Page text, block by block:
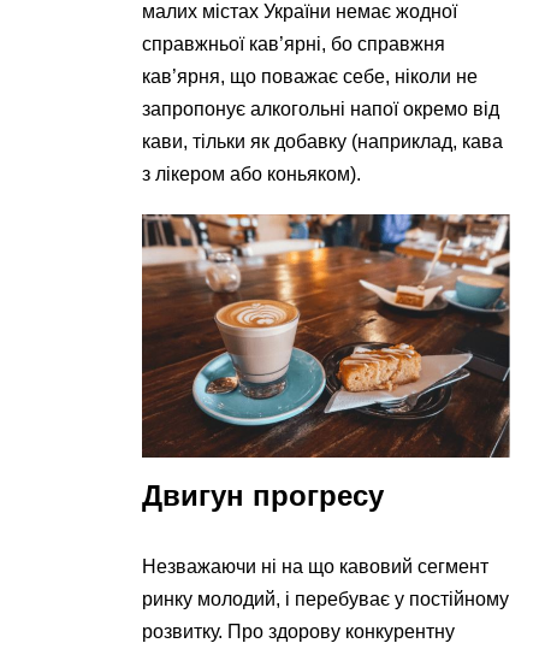
малих містах України немає жодної
справжньої кав’ярні, бо справжня
кав’ярня, що поважає себе, ніколи не
запропонує алкогольні напої окремо від
кави, тільки як добавку (наприклад, кава
з лікером або коньяком).
Двигун прогресу
Незважаючи ні на що кавовий сегмент
ринку молодий, і перебуває у постійному
розвитку. Про здорову конкурентну